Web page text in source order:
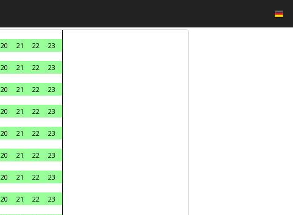
20 21 22
23
20 21 22
23
20 21 22
23
20 21 22
23
20 21 22
23
20 21 22
23
20 21 22
23
20 21 22
23